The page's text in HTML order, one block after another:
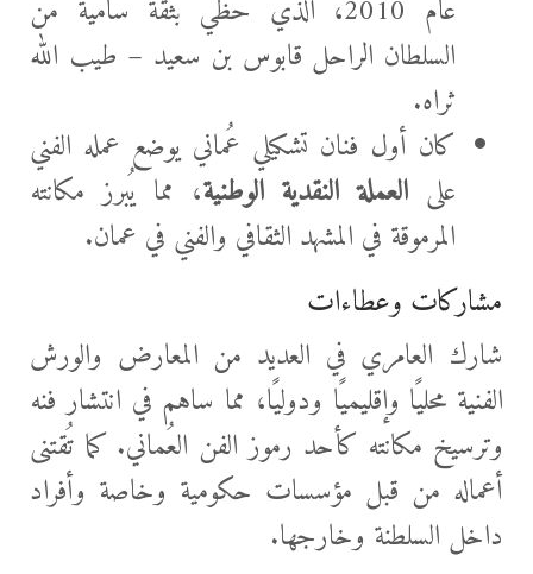
عام 2010، الذي حظي بثقة سامية من
السلطان الراحل قابوس بن سعيد – طيب الله
ثراه.
كان أول فنان تشكيلي عُماني يوضع عمله الفني
على العملة النقدية الوطنية، مما يُبرز مكانته
المرموقة في المشهد الثقافي والفني في عمان.
مشاركات وعطاءات
شارك العامري في العديد من المعارض والورش
الفنية محليًا وإقليميًا ودوليًا، مما ساهم في انتشار فنه
وترسيخ مكانته كأحد رموز الفن العُماني. كما تُقتنى
أعماله من قبل مؤسسات حكومية وخاصة وأفراد
داخل السلطنة وخارجها.